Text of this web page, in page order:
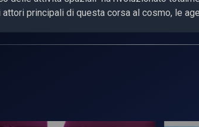
attori principali di questa corsa al cosmo, le